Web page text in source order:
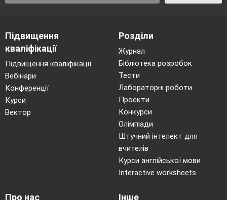
Підвищення
кваліфікації
Підвищення кваліфікації
Вебінари
Конференції
Курси
Вектор
Розділи
Журнал
Бібліотека розробок
Тести
Лабораторні роботи
Проєкти
Конкурси
Олімпіади
Штучний інтелект для
вчителів
Курси англійської мови
Interactive worksheets
Про нас Інше